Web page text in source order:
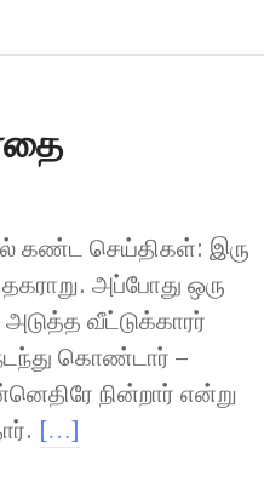
கண்ட செய்திகள்: இரு
அப்போது ஒரு
வீட்டுக்காரர்
கொண்டார் –
நின்றார் என்று
[…]